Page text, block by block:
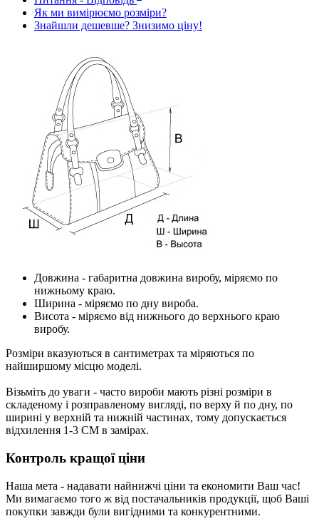
Як ми вимірюємо розміри?
Знайшли дешевше? Знизимо ціну!
Довжина - габаритна довжина виробу, міряємо по
нижньому краю.
Ширина - міряємо по дну вироба.
Висота - міряємо від нижнього до верхнього краю
виробу.
Розміри вказуються в сантиметрах та міряються по
найширшому місцю моделі.
Візьміть до уваги - часто вироби мають різні розміри в
складеному і розправленому вигляді, по верху й по дну, по
ширині у верхній та нижній частинах, тому допускається
відхилення 1-3 СМ в замірах.
Контроль кращої ціни
Наша мета - надавати найнижчі ціни та економити Ваш час!
Ми вимагаємо того ж від постачальників продукції, щоб Ваші
покупки завжди були вигідними та конкурентними.